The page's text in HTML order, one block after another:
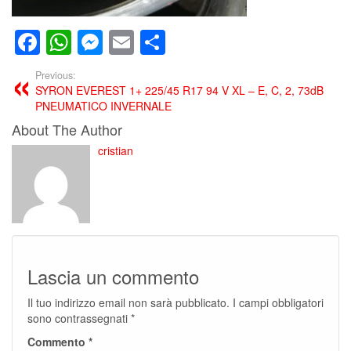
Facebook
WhatsApp
Messenger
Email
Previous:
SYRON EVEREST 1+ 225/45 R17 94 V XL – E, C, 2, 73dB
PNEUMATICO INVERNALE
About The Author
cristian
Lascia un commento
Il tuo indirizzo email non sarà pubblicato. I campi obbligatori
sono contrassegnati *
Commento *